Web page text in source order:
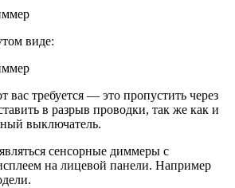
виде:
вас требуется — это пропустить через
в разрыв проводки, так же как и
выключатель.
сенсорные диммеры с
на лицевой панели. Например